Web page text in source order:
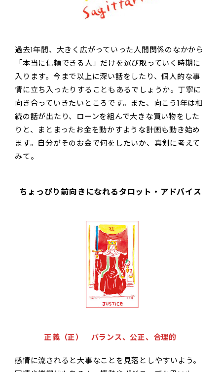
過去1年間、大きく広がっていった人間関係のなかから
「本当に信頼できる人」だけを選び取っていく時期に
入ります。今まで以上に深い話をしたり、個人的な事
情に立ち入ったりすることもあるでしょうか。丁寧に
向き合っていきたいところです。また、向こう1年は相
続の話が出たり、ローンを組んで大きな買い物をした
りと、まとまったお金を動かすような計画も動き始め
ます。自分がそのお金で何をしたいか、真剣に考えて
みて。
ちょっぴり前向きになれるタロット・アドバイス
正義（正） バランス、公正、合理的
感情に流されると大事なことを見落としやすいよう。